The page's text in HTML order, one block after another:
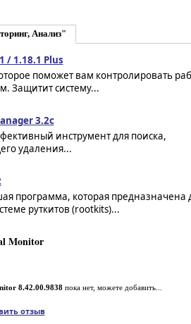
Анализ"
/ 1.18.1 Plus
поможет вам контролировать
Защитит систему...
3.2c
инструмент для поиска,
удаления...
программа, которая предназначена
руткитов (rootkits)...
Monitor
8.42.00.9838пока нет, можете добавить...
отзыв